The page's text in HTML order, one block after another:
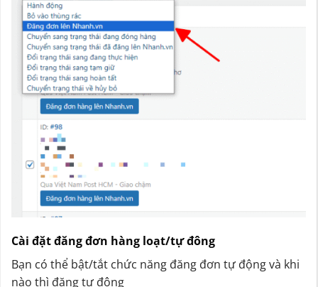
Cài đặt đăng đơn hàng loạt/tự đông
Bạn có thể bật/tắt chức năng đăng đơn tự động và khi
nào thì đăng tự động